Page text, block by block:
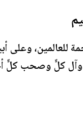
وعلى
وآل كلٍّ وصحب كلٍّ